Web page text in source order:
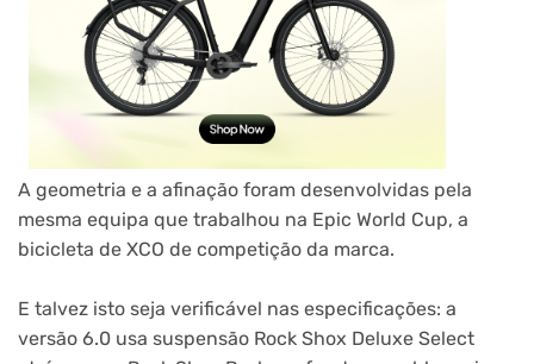
A geometria e a afinação foram desenvolvidas pela
mesma equipa que trabalhou na Epic World Cup, a
bicicleta de XCO de competição da marca.
E talvez isto seja verificável nas especificações: a
versão 6.0 usa suspensão Rock Shox Deluxe Select